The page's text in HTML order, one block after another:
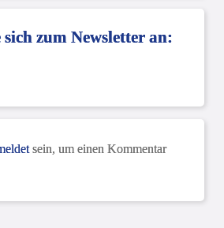
sich zum Newsletter an:
sein, um einen Kommentar